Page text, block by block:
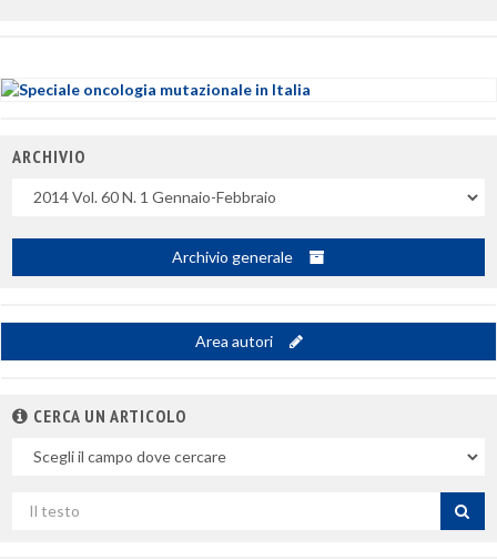
ARCHIVIO
Uscite
Archivio generale
Area autori
CERCA UN ARTICOLO
Nel
Cerca